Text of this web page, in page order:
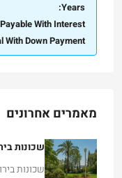
Years:
With Interest:
With Down Payment:
מאמרים אחרונים
שכונות
שכונות